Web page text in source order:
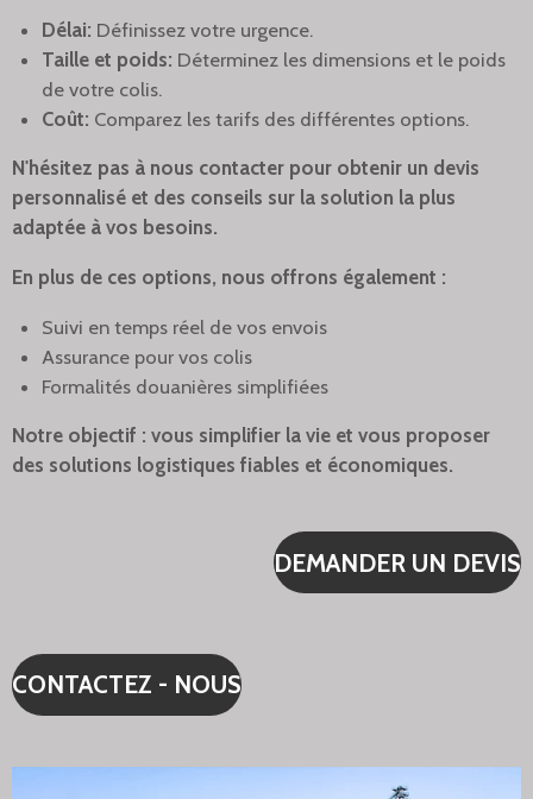
Délai: Définissez votre urgence.
Taille et poids: Déterminez les dimensions et le poids
de votre colis.
Coût: Comparez les tarifs des différentes options.
N'hésitez pas à nous contacter pour obtenir un devis
personnalisé et des conseils sur la solution la plus
adaptée à vos besoins.
En plus de ces options, nous offrons également :
Suivi en temps réel de vos envois
Assurance pour vos colis
Formalités douanières simplifiées
Notre objectif : vous simplifier la vie et vous proposer
des solutions logistiques fiables et économiques.
DEMANDER UN DEVIS
CONTACTEZ - NOUS